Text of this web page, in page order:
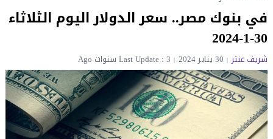
في بنوك مصر.. سعر الدولار اليوم الثلاثاء
30-1-2024
شريف عنتر 30 يناير 2024 Last Update : 3 سنوات Ago